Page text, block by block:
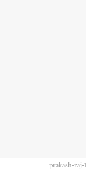
prakash-raj-1